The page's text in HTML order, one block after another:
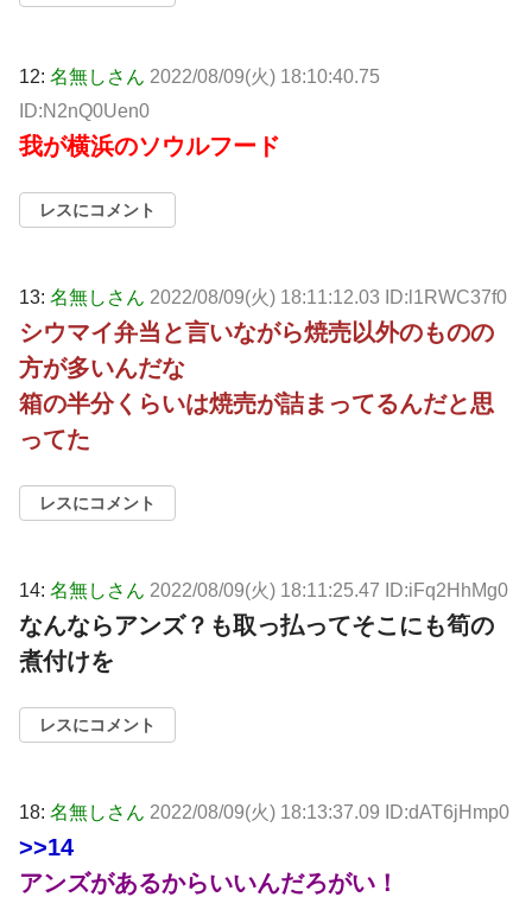
12: 名無しさん 2022/08/09(火) 18:10:40.75
ID:N2nQ0Uen0
我が横浜のソウルフード
レスにコメント
13: 名無しさん 2022/08/09(火) 18:11:12.03 ID:l1RWC37f0
シウマイ弁当と言いながら焼売以外のものの
方が多いんだな
箱の半分くらいは焼売が詰まってるんだと思
ってた
レスにコメント
14: 名無しさん 2022/08/09(火) 18:11:25.47 ID:iFq2HhMg0
なんならアンズ？も取っ払ってそこにも筍の
煮付けを
レスにコメント
18: 名無しさん 2022/08/09(火) 18:13:37.09 ID:dAT6jHmp0
>>14
アンズがあるからいいんだろがい！